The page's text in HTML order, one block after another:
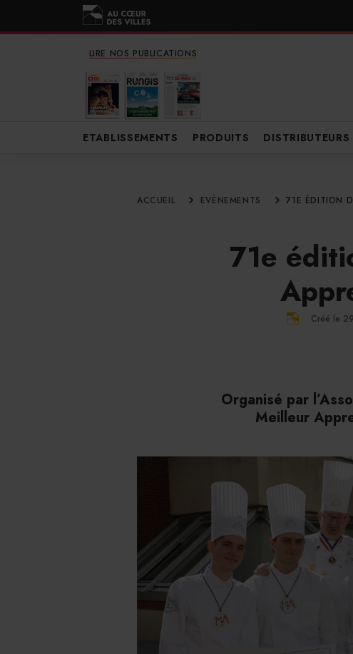
LIRE NOS PUBLICATIONS
ETABLISSEMENTS PRODUITS
ACCUEIL EVÈNEMENTS 71E ÉDITION
71e
Créé le
Organisé par
Meilleur